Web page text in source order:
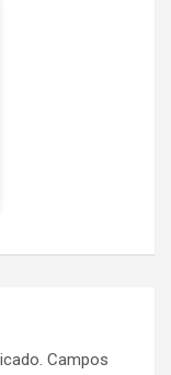
Campos